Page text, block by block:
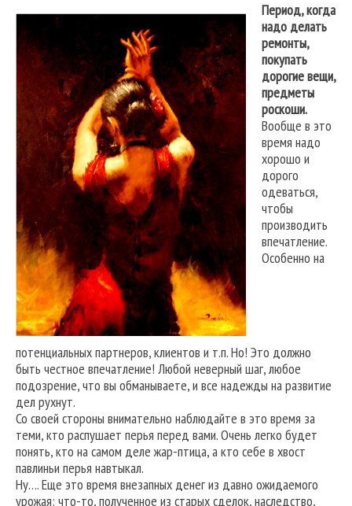
Период, когда
надо делать
ремонты,
покупать
дорогие вещи,
предметы
роскоши.
Вообще в это
время надо
хорошо и
дорого
одеваться,
чтобы
производить
впечатление.
Особенно на
потенциальных партнеров, клиентов и т.п. Но! Это должно
быть честное впечатление! Любой неверный шаг, любое
подозрение, что вы обманываете, и все надежды на развитие
дел рухнут.
Со своей стороны внимательно наблюдайте в это время за
теми, кто распушает перья перед вами. Очень легко будет
понять, кто на самом деле жар-птица, а кто себе в хвост
павлиньи перья навтыкал.
Ну…. Еще это время внезапных денег из давно ожидаемого
урожая: что-то, полученное из старых сделок, наследство,